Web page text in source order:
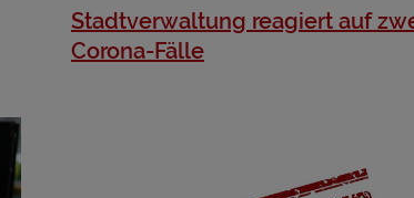
Stadtverwaltung reagiert auf
Corona-Fälle